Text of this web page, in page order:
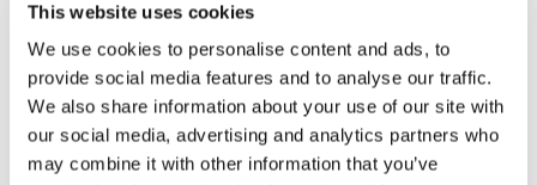
This website uses cookies
We use cookies to personalise content and ads, to
provide social media features and to analyse our traffic.
We also share information about your use of our site with
our social media, advertising and analytics partners who
may combine it with other information that you’ve
Su dirección de correo electrónico no será publicada.
campos obligatorios están marcados con*